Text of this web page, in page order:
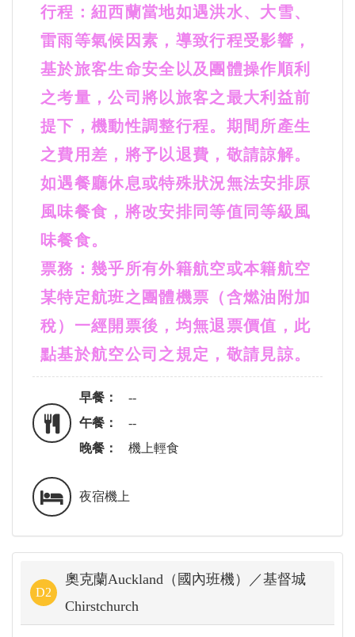
行程：紐西蘭當地如遇洪水、大雪、
雷雨等氣候因素，導致行程受影響，
基於旅客生命安全以及團體操作順利
之考量，公司將以旅客之最大利益前
提下，機動性調整行程。期間所產生
之費用差，將予以退費，敬請諒解。
如遇餐廳休息或特殊狀況無法安排原
風味餐食，將改安排同等值同等級風
味餐食。
票務：幾乎所有外籍航空或本籍航空
某特定航班之團體機票（含燃油附加
稅）一經開票後，均無退票價值，此
點基於航空公司之規定，敬請見諒。
早餐：
--
午餐：
--
晚餐：
機上輕食
夜宿機上
D2
奧克蘭Auckland（國內班機）／基督城
Chirstchurch